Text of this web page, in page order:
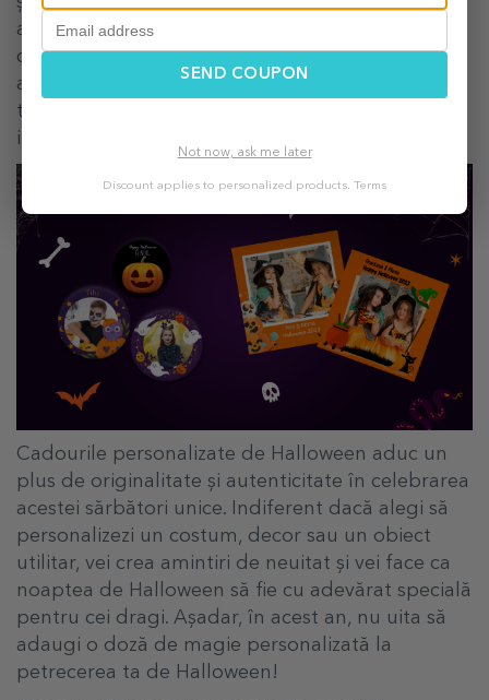
adevărat specială. Acest sentiment de grijă este
cel mai de preț cadou pe care îl poți oferi. De
aceea, puteți opta pentru câteva insigne
tematice personalizate sau un magnet simpatic,
iar atmosfera se va schimba instant.
Cadourile personalizate de Halloween aduc un
plus de originalitate și autenticitate în celebrarea
acestei sărbători unice. Indiferent dacă alegi să
personalizezi un costum, decor sau un obiect
utilitar, vei crea amintiri de neuitat și vei face ca
noaptea de Halloween să fie cu adevărat specială
pentru cei dragi. Așadar, în acest an, nu uita să
adaugi o doză de magie personalizată la
petrecerea ta de Halloween!
SEND COUPON
Not now, ask me later
Discount applies to personalized products. Terms